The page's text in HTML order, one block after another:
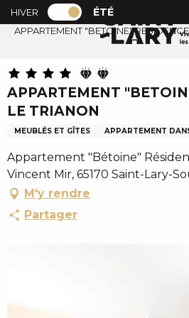
A
l
r
a
u
c
n
t
e
n
PAGE D’ACCUEIL ACTUELLE
HIVER PAGE D’ACCUEIL
ÉTÉ
Accueil été
APPARTEMENT "BETOINE"
APPARTEMENT
LE TRIANON
MEUBLÉS ET GÎTES APPARTEMENT
Appartement "Bétoine"
Vincent Mir, 65170 Saint-Lary-
M'y rendre
Partager